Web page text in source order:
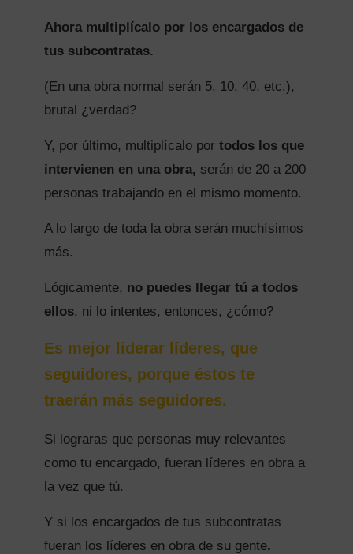
Ahora multiplícalo por los encargados de
tus subcontratas.
(En una obra normal serán 5, 10, 40, etc.),
brutal ¿verdad?
Y, por último, multiplícalo por todos los que
intervienen en una obra, serán de 20 a 200
personas trabajando en el mismo momento.
A lo largo de toda la obra serán muchísimos
más.
Lógicamente, no puedes llegar tú a todos
ellos, ni lo intentes, entonces, ¿cómo?
Es mejor liderar líderes, que
seguidores, porque éstos te
traerán más seguidores.
Si lograras que personas muy relevantes
como tu encargado, fueran líderes en obra a
la vez que tú.
Y si los encargados de tus subcontratas
fueran los líderes en obra de su gente.